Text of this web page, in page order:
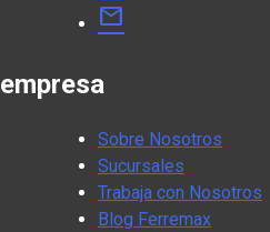
mail
empresa
Sobre Nosotros
Sucursales
Trabaja con Nosotros
Blog Ferremax